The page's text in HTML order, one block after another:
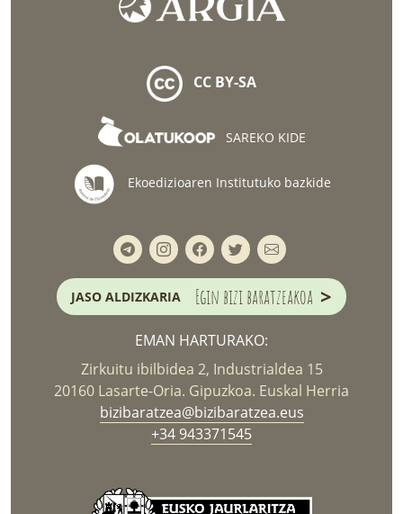
CC BY-SA
SAREKO KIDE
Ekoedizioaren Institutuko bazkide
JASO ALDIZKARIA Egin bizi baratzeakoa >
EMAN HARTURAKO:
Zirkuitu ibilbidea 2, Industrialdea 15
20160 Lasarte-Oria. Gipuzkoa. Euskal Herria
bizibaratzea@bizibaratzea.eus
+34 943371545